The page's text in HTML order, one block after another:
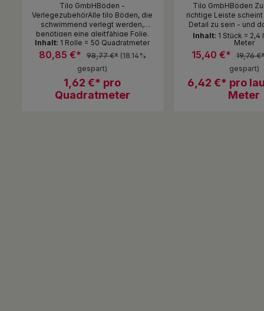
Tilo GmbHBöden -
VerlegezubehörAlle tilo Böden, die
schwimmend verlegt werden,
benötigen eine gleitfähige Folie.
Sie bietet Schutz vor Feuchtigkeit
und ermöglicht es dem Boden,
ungehindert zu schwimmen, also
sich frei auf dem Untergrund ?
bewegen? zu können
1,62 €* pro
Quadratmeter
80,85 €* 98,77 €* (18.14%
gespart)
Inhalt: 1 Rolle = 50 Quadratmeter
Tilo GmbHBöden
richtige Leiste
Detail zu sein - und
großen Einfluss auf
Ihrer Räume. Mit den
Leisten von tilo wird
bis in jeden Winkel
spürbar - jetzt
Feuchträumen.
schließen den
verleihen ihm ein
6,42 €* pro
Meter
15,40 €* 19,76
gespart)
Inhalt: 1 Stück =
Meter